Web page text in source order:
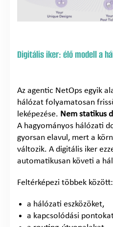
Digitális iker: élő modell a
Az agentic NetOps egyik
hálózat folyamatosan
leképezése. Nem statikus
A hagyományos hálózati
gyorsan elavul, mert a
változik. A digitális iker
automatikusan követi a
Feltérképezi többek között:
a hálózati eszközöket,
a kapcsolódási